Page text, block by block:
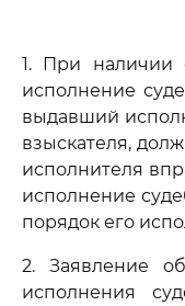
1. При наличии
исполнение
выдавший
взыскателя,
исполнителя
исполнение
порядок его
2. Заявление
исполнения